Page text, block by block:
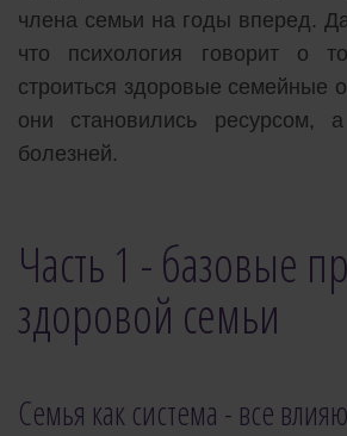
члена семьи на годы вперед.
что психология говорит о
строиться здоровые семейные
они становились ресурсом,
болезней.
Часть 1 - базовые
здоровой семьи
Семья как система - все